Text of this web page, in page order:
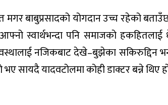
मगर बाबुप्रसादको योगदान उच्च रहेको
स्वार्थभन्दा पनि समाजको हकहितलाई
नजिकबाट देखे–बुझेका सकिरुद्दिन
सायदै यादवटोलमा कोही डाक्टर बन्ने थिए